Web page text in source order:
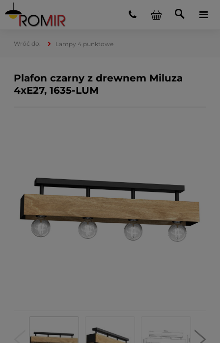
Lampy 4 punktowe
Plafon czarny z drewnem Miluza
4xE27, 1635-LUM